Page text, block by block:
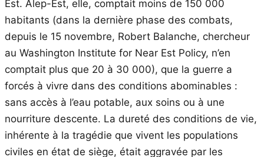
Est. Alep-Est, elle, comptait moins de 150 000
habitants (dans la dernière phase des combats,
depuis le 15 novembre, Robert Balanche, chercheur
au Washington Institute for Near Est Policy, n’en
comptait plus que 20 à 30 000), que la guerre a
forcés à vivre dans des conditions abominables :
sans accès à l’eau potable, aux soins ou à une
nourriture descente. La dureté des conditions de vie,
inhérente à la tragédie que vivent les populations
civiles en état de siège, était aggravée par les